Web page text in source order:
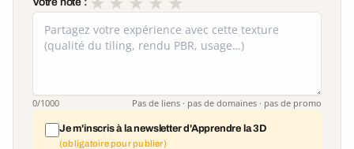
0/1000 Pas de liens · pas de domaines · pas de promo
Je m'inscris à la newsletter d'Apprendre la 3D
(obligatoire pour publier)